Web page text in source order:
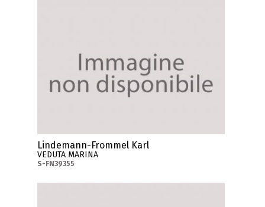
Lindemann-Frommel Karl
VEDUTA MARINA
S-FN39355